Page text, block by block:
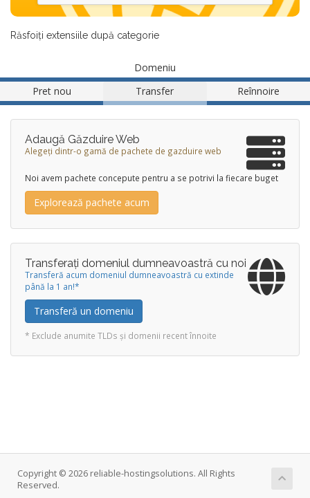
Răsfoiți extensiile după categorie
Domeniu
Pret nou
Transfer Reînnoire
Adaugă Găzduire Web
Alegeți dintr-o gamă de pachete de gazduire web
Noi avem pachete concepute pentru a se potrivi la fiecare buget
Explorează pachete acum
Transferați domeniul dumneavoastră cu noi
Transferă acum domeniul dumneavoastră cu extinde
până la 1 an!*
Transferă un domeniu
* Exclude anumite TLDs și domenii recent înnoite
Copyright © 2026 reliable-hostingsolutions. All Rights
Reserved.